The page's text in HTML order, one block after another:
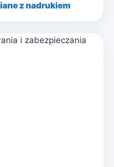
z nadrukiem